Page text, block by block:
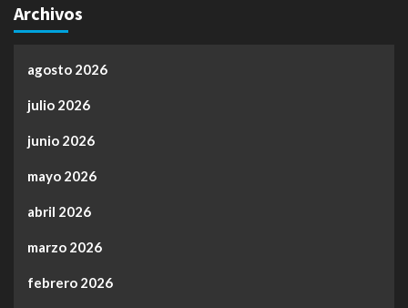
Archivos
agosto 2026
julio 2026
junio 2026
mayo 2026
abril 2026
marzo 2026
febrero 2026